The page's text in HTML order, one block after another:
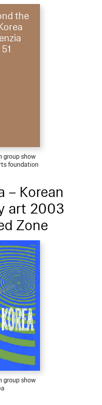
the
group show
foundation
– Korean
art 2003
Zone
group show